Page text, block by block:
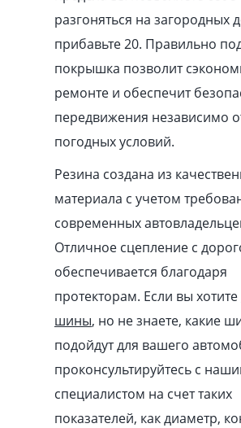
разгоняться на загородных
прибавьте 20. Правильно
покрышка позволит
ремонте и обеспечит
передвижения независимо
погодных условий.
Резина создана из
материала с учетом
современных
Отличное сцепление с
обеспечивается благодаря
протекторам. Если вы хотите
шины, но не знаете, какие
подойдут для вашего
проконсультируйтесь с
специалистом на счет таких
показателей, как диаметр,